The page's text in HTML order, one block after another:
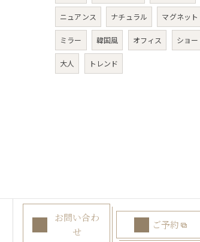
ニュアンス ナチュラル マグネット
ミラー 韓国風 オフィス ショー
大人 トレンド
お問い合わ
せ
ご予約